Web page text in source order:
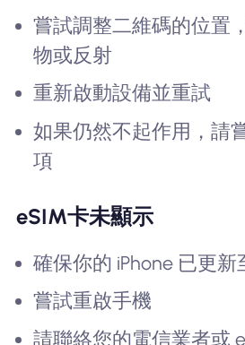
嘗試調整二維碼的位置
物或反射
重新啟動設備並重試
如果仍然不起作用，請
項
eSIM卡未顯示
確保你的 iPhone 已更新
嘗試重啟手機
請聯絡您的電信業者或